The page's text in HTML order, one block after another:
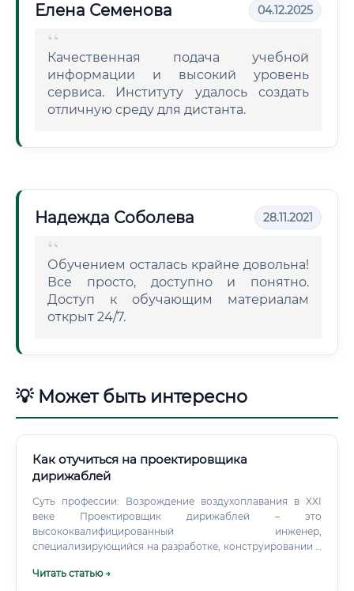
Елена Семенова 04.12.2025
Качественная подача учебной
информации и высокий уровень
сервиса. Институту удалось создать
отличную среду для дистанта.
Надежда Соболева 28.11.2021
Обучением осталась крайне довольна!
Все просто, доступно и понятно.
Доступ к обучающим материалам
открыт 24/7.
💡 Может быть интересно
Как отучиться на проектировщика
дирижаблей
Суть профессии: Возрождение воздухоплавания в XXI
веке Проектировщик дирижаблей – это
высококвалифицированный инженер,
специализирующийся на разработке, конструировании и
Lighter-Than-Air). Вопреки стереотипам, связанным с
Читать статью →